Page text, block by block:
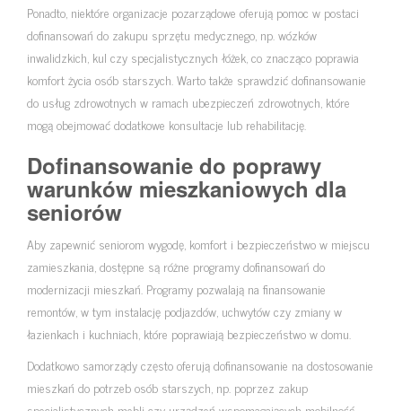
Ponadto, niektóre organizacje pozarządowe oferują pomoc w postaci
dofinansowań do zakupu sprzętu medycznego, np. wózków
inwalidzkich, kul czy specjalistycznych łóżek, co znacząco poprawia
komfort życia osób starszych. Warto także sprawdzić dofinansowanie
do usług zdrowotnych w ramach ubezpieczeń zdrowotnych, które
mogą obejmować dodatkowe konsultacje lub rehabilitację.
Dofinansowanie do poprawy
warunków mieszkaniowych dla
seniorów
Aby zapewnić seniorom wygodę, komfort i bezpieczeństwo w miejscu
zamieszkania, dostępne są różne programy dofinansowań do
modernizacji mieszkań. Programy pozwalają na finansowanie
remontów, w tym instalację podjazdów, uchwytów czy zmiany w
łazienkach i kuchniach, które poprawiają bezpieczeństwo w domu.
Dodatkowo samorządy często oferują dofinansowanie na dostosowanie
mieszkań do potrzeb osób starszych, np. poprzez zakup